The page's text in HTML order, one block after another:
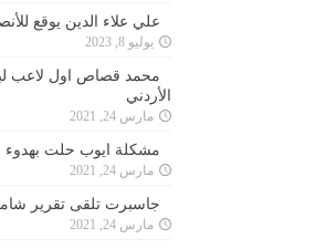
علي علاء الدين يوقع
يوليو 8, 2023
محمد قصاص اول لاعب
الأردني
مارس 24, 2021
مشكلة ايوب حلت بهدوء
مارس 24, 2021
جاسبرت تلقى تقرير
مارس 24, 2021